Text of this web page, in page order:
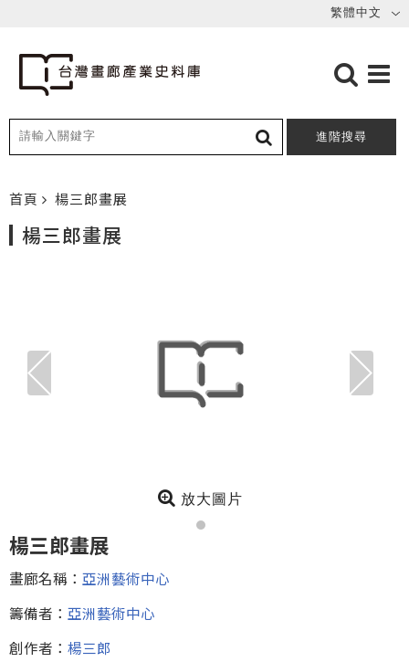
進階搜尋
首頁 楊三郎畫展
楊三郎畫展
放大圖片
楊三郎畫展
畫廊名稱： 亞洲藝術中心
籌備者： 亞洲藝術中心
創作者： 楊三郎